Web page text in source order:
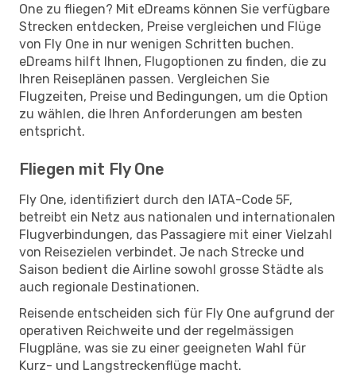
One zu fliegen? Mit eDreams können Sie verfügbare
Strecken entdecken, Preise vergleichen und Flüge
von Fly One in nur wenigen Schritten buchen.
eDreams hilft Ihnen, Flugoptionen zu finden, die zu
Ihren Reiseplänen passen. Vergleichen Sie
Flugzeiten, Preise und Bedingungen, um die Option
zu wählen, die Ihren Anforderungen am besten
entspricht.
Fliegen mit Fly One
Fly One, identifiziert durch den IATA-Code 5F,
betreibt ein Netz aus nationalen und internationalen
Flugverbindungen, das Passagiere mit einer Vielzahl
von Reisezielen verbindet. Je nach Strecke und
Saison bedient die Airline sowohl grosse Städte als
auch regionale Destinationen.
Reisende entscheiden sich für Fly One aufgrund der
operativen Reichweite und der regelmässigen
Flugpläne, was sie zu einer geeigneten Wahl für
Kurz- und Langstreckenflüge macht.